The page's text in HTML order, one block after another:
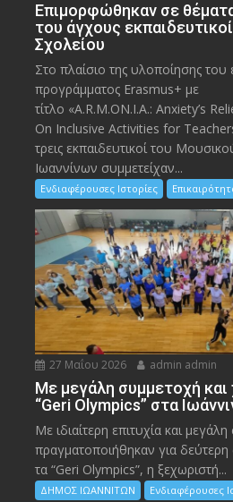
Eπιμορφώθηκαν σε
του άγχους
Σχολείου
Στο πλαίσιο της υλοποίησης
προγράμματος Erasmus+ με
τίτλο «A.R.M.ON.I.A.: Anxiety’s
On Inclusive Activities for
τρεις εκπαιδευτικοί του
Ιωαννίνων συμμετείχαν...
Ενδιαφέρουσες Ιστορίες
27 Μαΐου 2026 admin admin
Με μεγάλη συμμετοχή και
“Geri Olympics” στα
Με ιδιαίτερη επιτυχία και
πραγματοποιήθηκαν για
τα “Geri Olympics”, η ξεχωριστή...
ΔΗΜΟΣ ΙΩΑΝΝΙΤΩΝ Ενδιαφέρουσες